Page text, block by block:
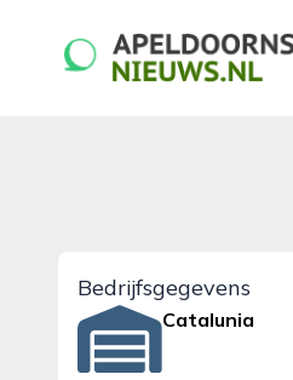
apeldoornsnieuws.nl
Bedrijfsgegevens
Catalunia